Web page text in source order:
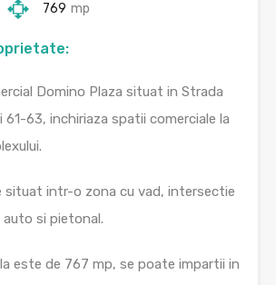
769 mp
Domino Plaza situat in Strada
61-63, inchiriaza spatii comerciale la
situat intr-o zona cu vad, intersectie
si pietonal.
este de 767 mp, se poate impartii in